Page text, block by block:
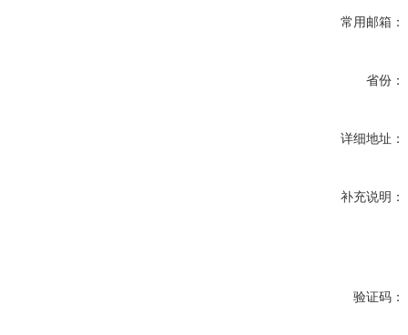
常用邮箱：
省份：
详细地址：
补充说明：
验证码：